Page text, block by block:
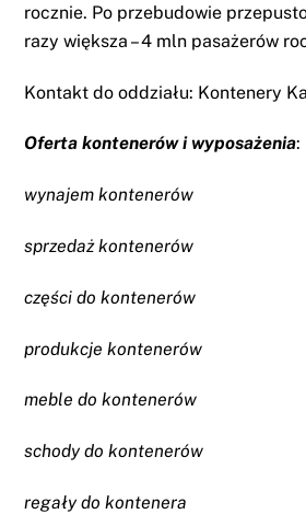
rocznie. Po przebudowie
razy większa – 4 mln pasażerów
Kontakt do oddziału: Kontenery
Oferta kontenerów i wyposażenia:
wynajem kontenerów
sprzedaż kontenerów
części do kontenerów
produkcje kontenerów
meble do kontenerów
schody do kontenerów
regały do kontenera